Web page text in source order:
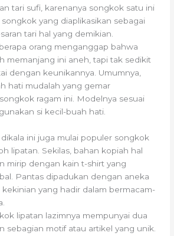
tari sufi, karenanya songkok satu ini
yang diaplikasikan sebagai
tari hal yang demikian.
orang menganggap bahwa
memanjang ini aneh, tapi tak sedikit
dengan keunikannya. Umumnya,
hati mudalah yang gemar
ragam ini. Modelnya sesuai
si kecil-buah hati.
ini juga mulai populer songkok
lipatan. Sekilas, bahan kopiah hal
mirip dengan kain t-shirt yang
Pantas dipadukan dengan aneka
yang hadir dalam bermacam-
lipatan lazimnya mempunyai dua
sebagian motif atau artikel yang unik.